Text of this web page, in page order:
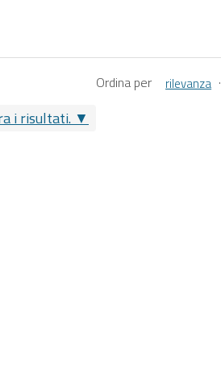
i risultati.
Ordina per rilevanza ·